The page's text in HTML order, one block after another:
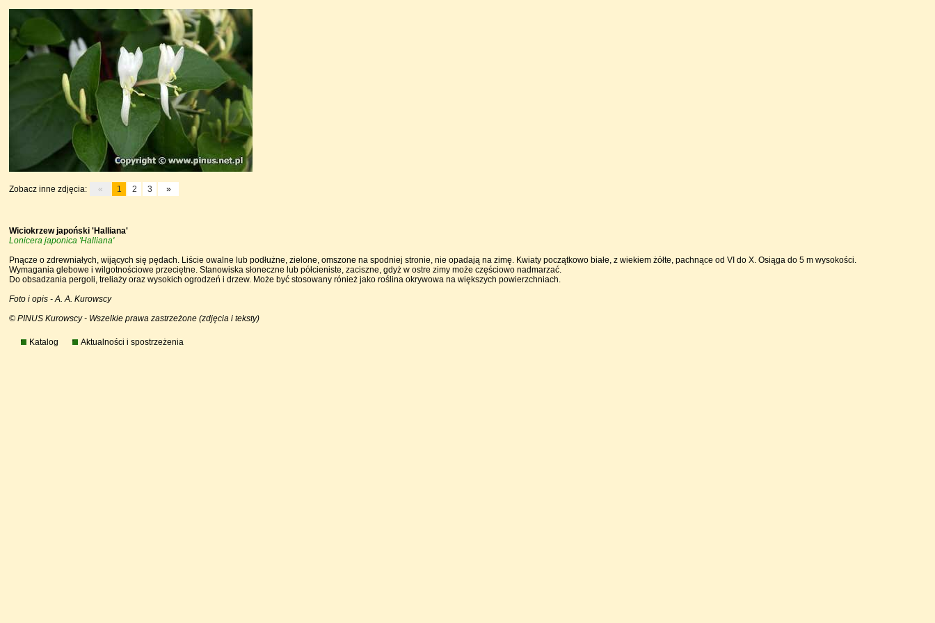
Zobacz inne zdjęcia: « 1 2 3 »
Wiciokrzew japoński 'Halliana'
Lonicera japonica 'Halliana'
Pnącze o zdrewniałych, wijących się pędach. Liście owalne lub podłużne, zielone, omszone na spodniej stronie, nie opadają na zimę. Kwiaty początkowo białe, z wiekiem żółte, pachnące od VI do X. Osiąga do 5 m wysokości.
Wymagania glebowe i wilgotnościowe przeciętne. Stanowiska słoneczne lub półcieniste, zaciszne, gdyż w ostre zimy może częściowo nadmarzać.
Do obsadzania pergoli, treliaży oraz wysokich ogrodzeń i drzew. Może być stosowany rónież jako roślina okrywowa na większych powierzchniach.
Foto i opis - A. A. Kurowscy
© PINUS Kurowscy - Wszelkie prawa zastrzeżone (zdjęcia i teksty)
Katalog Aktualności i spostrzeżenia